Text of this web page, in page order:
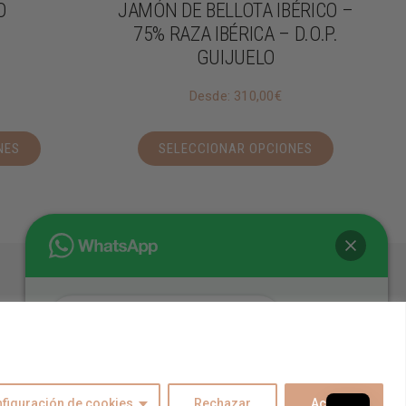
de cookies Rechazar Aceptar
JAMÓN DE BELLOTA IBÉRICO –
75% RAZA IBÉRICA – D.O.P.
GUIJUELO
Desde: 310,00€
SELECCIONAR OPCIONES